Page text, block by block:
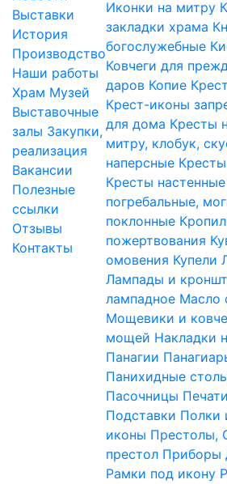
Выставки
История
Производство
Наши работы
Храм Музей
Выставочные
залы Закупки,
реализация
Вакансии
Полезные
ссылки
Отзывы
Контакты
Иконки на митру
закладки храма
богослужебные
Ковчеги для
даров Копие
Крест-иконы
для дома Кресты
митру, клобук,
наперсные
Кресты настенные
погребальные,
поклонные
пожертвования
омовения Купели
Лампады и
лампадное Масло
Мощевики и
мощей Накладки
Панагии
Панихидные
Пасочницы Печати
Подставки Полки
иконы Престолы,
престол Приборы
Рамки под икону